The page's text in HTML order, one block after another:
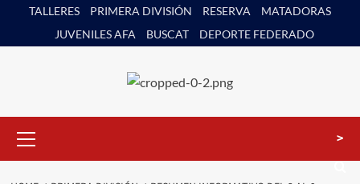
content
TALLERES PRIMERA DIVISIÓN RESERVA
MATADORAS
JUVENILES AFA
BUSCAT DEPORTE FEDERADO
Menu
>